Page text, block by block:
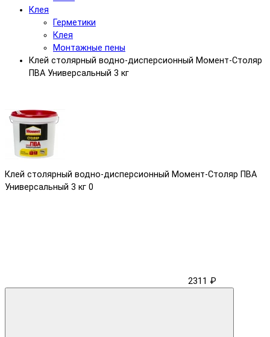
Клея
Герметики
Клея
Монтажные пены
Клей столярный водно-дисперсионный Момент-Столяр
ПВА Универсальный 3 кг
Клей столярный водно-дисперсионный Момент-Столяр ПВА
Универсальный 3 кг 0
2311 ₽